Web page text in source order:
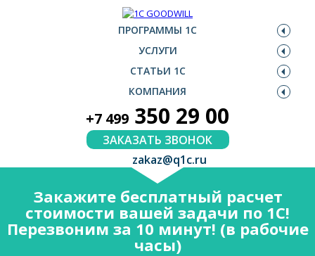
ПРОГРАММЫ 1С
УСЛУГИ
СТАТЬИ 1С
КОМПАНИЯ
+7 499 350 29 00
ЗАКАЗАТЬ ЗВОНОК
zakaz@q1c.ru
Закажите бесплатный расчет
стоимости вашей задачи по 1С!
Перезвоним за 10 минут! (в рабочие
часы)